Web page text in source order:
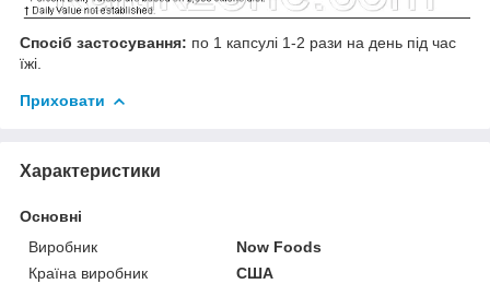
Спосіб застосування: по 1 капсулі 1-2 рази на день під час
їжі.
Приховати
Характеристики
Основні
Виробник
Now Foods
Країна виробник
США